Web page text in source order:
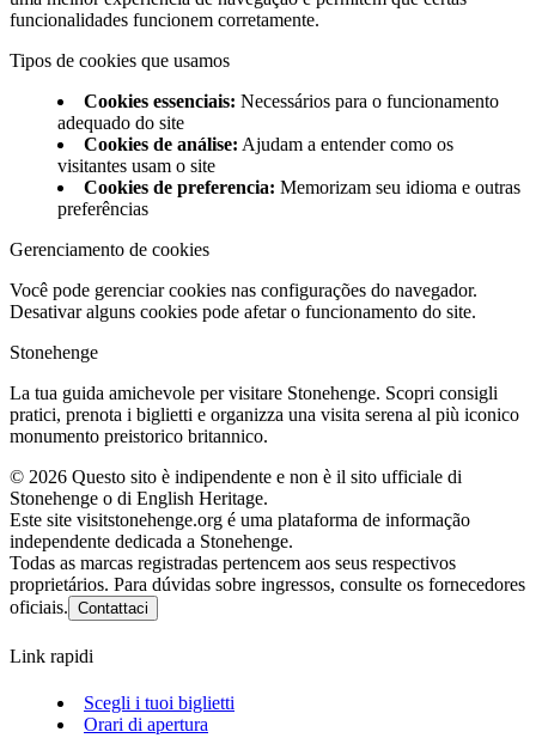
funcionalidades funcionem corretamente.
Tipos de cookies que usamos
Cookies essenciais: Necessários para o funcionamento
adequado do site
Cookies de análise: Ajudam a entender como os
visitantes usam o site
Cookies de preferencia: Memorizam seu idioma e outras
preferências
Gerenciamento de cookies
Você pode gerenciar cookies nas configurações do navegador.
Desativar alguns cookies pode afetar o funcionamento do site.
Stonehenge
La tua guida amichevole per visitare Stonehenge. Scopri consigli
pratici, prenota i biglietti e organizza una visita serena al più iconico
monumento preistorico britannico.
© 2026 Questo sito è indipendente e non è il sito ufficiale di
Stonehenge o di English Heritage.
Este site visitstonehenge.org é uma plataforma de informação
independente dedicada a Stonehenge.
Todas as marcas registradas pertencem aos seus respectivos
proprietários. Para dúvidas sobre ingressos, consulte os fornecedores
oficiais. Contattaci
Link rapidi
Scegli i tuoi biglietti
Orari di apertura